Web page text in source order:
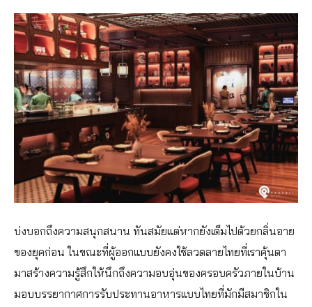
บ่งบอกถึงความสนุกสนาน ทันสมัยแต่หากยังเต็มไปด้วยกลิ่นอาย
ของยุคก่อน ในขณะที่ผู้ออกแบบยังคงใช้ลวดลายไทยที่เราคุ้นตา
มาสร้างความรู้สึกให้นึกถึงความอบอุ่นของครอบครัวภายในบ้าน
มอบบรรยากาศการรับประทานอาหารแบบไทยที่มักมีสมาชิกใน